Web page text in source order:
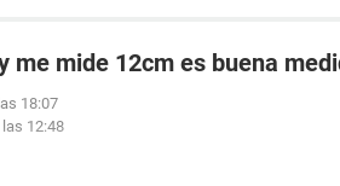
me mide 12cm es buena
18:07
12:48